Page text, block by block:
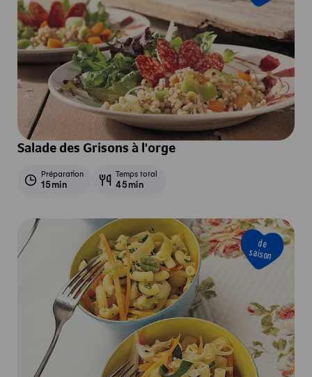
Salade des Grisons à l'orge
Préparation
15min
Temps total
45min
de
saison